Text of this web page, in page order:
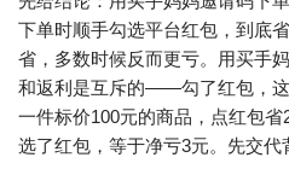
下单时顺手勾选平台红包，到底
省，多数时候反而更亏。用买手
和返利是互斥的——勾了红包，
一件标价100元的商品，点红包
选了红包，等于净亏3元。先交